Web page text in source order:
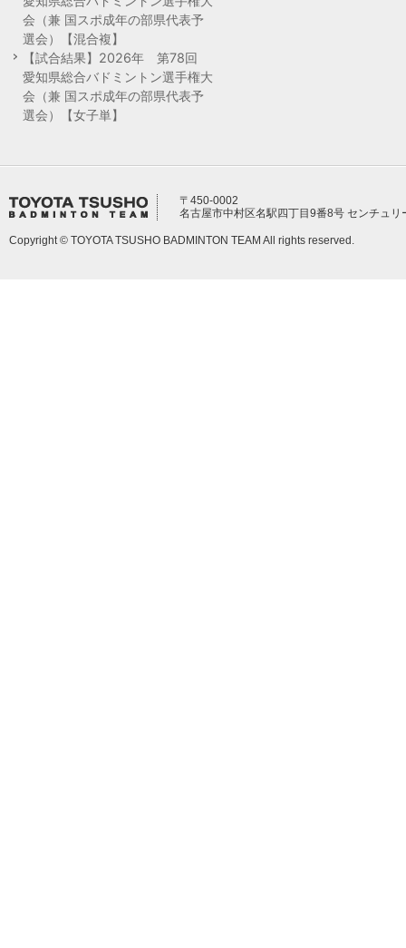
会（兼 国スポ成年の部県代表予
選会）【混合複】
【試合結果】2026年 第78回
愛知県総合バドミントン選手権大
会（兼 国スポ成年の部県代表予
選会）【女子単】
〒450-0002
名古屋市中村区名駅四丁目9番8号 センチュリ
Copyright © TOYOTA TSUSHO BADMINTON TEAM All rights reserved.